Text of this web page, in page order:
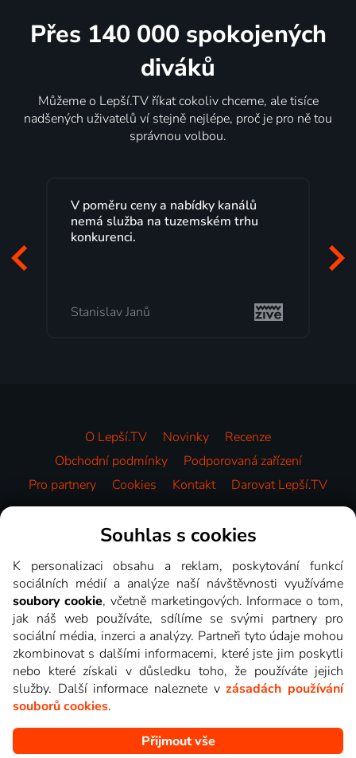
Přes 140 000 spokojených
diváků
Můžeme o Lepší.TV říkat cokoliv chceme, ale tisíce
nadšených uživatelů ví stejně nejlépe, proč je pro ně tou
správnou volbou.
Lepší.TV sleduji už několik let s
maximální spokojeností. Velký výběr
programů a nemuset běžet k TV na
Milada Tomešová
O Lepší.TV Novinky
Recenze
Obchodní podmínky
Podporovaná zařízení
Pro partnery
Cookies Kontakt Darovat Lepší.TV
Videotéka
Copyright © goNET s.r.o. Na tomto webu jsou zobrazovány
Souhlas s cookies
K personalizaci obsahu a reklam, poskytování funkcí
sociálních médií a analýze naší návštěvnosti využíváme
soubory cookie, včetně marketingových. Informace o tom,
jak náš web používáte, sdílíme se svými partnery pro
sociální média, inzerci a analýzy. Partneři tyto údaje mohou
zkombinovat s dalšími informacemi, které jste jim poskytli
nebo které získali v důsledku toho, že používáte jejich
služby. Další informace naleznete vzásadách používání
souborů cookies.
Přijmout vše